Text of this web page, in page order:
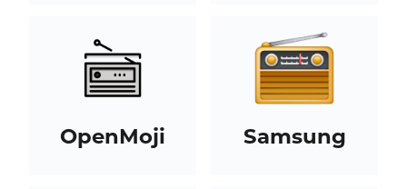
OpenMoji Samsung